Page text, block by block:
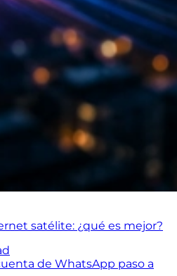
satélite: ¿qué es mejor?
de WhatsApp paso a